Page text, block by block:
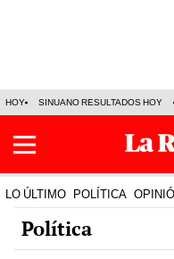
HOY SINUANO RESULTADOS HOY
LO ÚLTIMO POLÍTICA
Política